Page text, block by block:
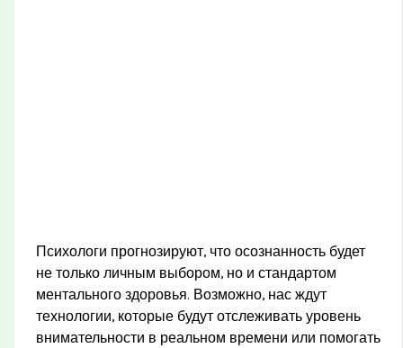
Психологи прогнозируют, что осознанность будет
не только личным выбором, но и стандартом
ментального здоровья. Возможно, нас ждут
технологии, которые будут отслеживать уровень
внимательности в реальном времени или помогать